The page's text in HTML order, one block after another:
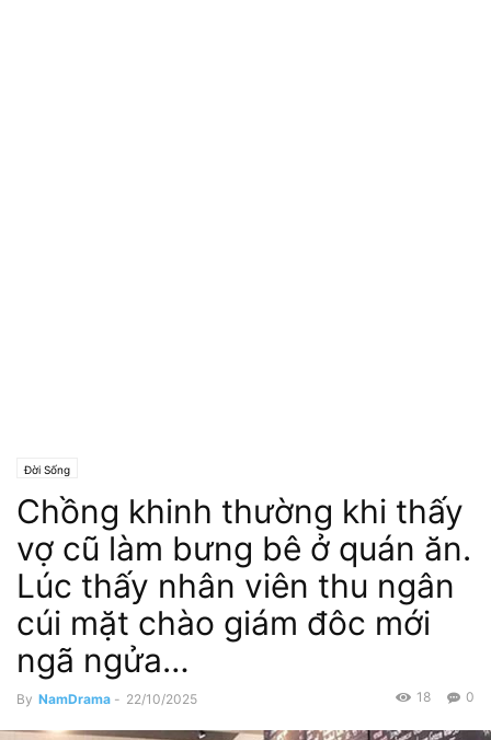
Đời Sống
Chồng khinh thường khi thấy
vợ cũ làm bưng bê ở quán ăn.
Lúc thấy nhân viên thu ngân
cúi mặt chào giám đôc mới
ngã ngửa…
By NamDrama - 22/10/2025 0
18